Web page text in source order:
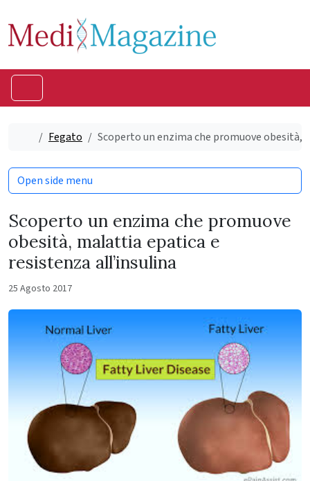
HomeFegato Scoperto un enzima che promuove
Scoperto un enzima che promuove
obesità, malattia epatica e
resistenza all’insulina
25 Agosto 2017
Open side menu